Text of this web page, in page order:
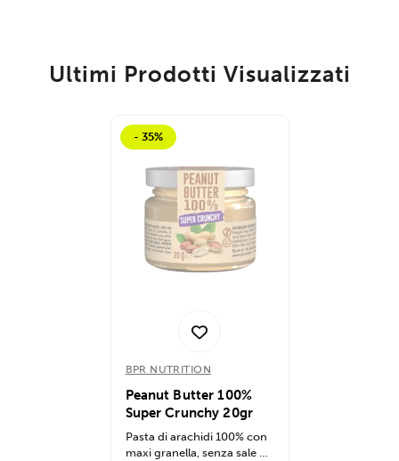
Ultimi Prodotti Visualizzati
- 35%
BPR NUTRITION
Peanut Butter 100%
Super Crunchy 20gr
Pasta di arachidi 100% con
maxi granella, senza sale né